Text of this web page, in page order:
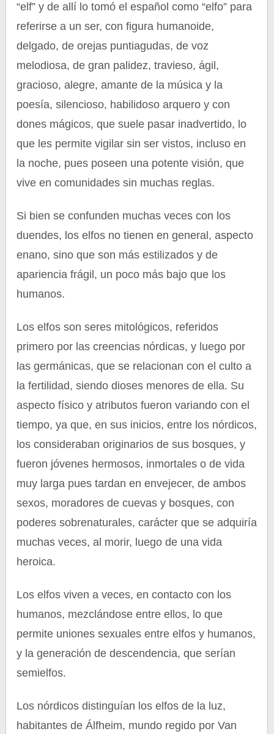
“elf” y de allí lo tomó el español como “elfo” para
referirse a un ser, con figura humanoide,
delgado, de orejas puntiagudas, de voz
melodiosa, de gran palidez, travieso, ágil,
gracioso, alegre, amante de la música y la
poesía, silencioso, habilidoso arquero y con
dones mágicos, que suele pasar inadvertido, lo
que les permite vigilar sin ser vistos, incluso en
la noche, pues poseen una potente visión, que
vive en comunidades sin muchas reglas.
Si bien se confunden muchas veces con los
duendes, los elfos no tienen en general, aspecto
enano, sino que son más estilizados y de
apariencia frágil, un poco más bajo que los
humanos.
Los elfos son seres mitológicos, referidos
primero por las creencias nórdicas, y luego por
las germánicas, que se relacionan con el culto a
la fertilidad, siendo dioses menores de ella. Su
aspecto físico y atributos fueron variando con el
tiempo, ya que, en sus inicios, entre los nórdicos,
los consideraban originarios de sus bosques, y
fueron jóvenes hermosos, inmortales o de vida
muy larga pues tardan en envejecer, de ambos
sexos, moradores de cuevas y bosques, con
poderes sobrenaturales, carácter que se adquiría
muchas veces, al morir, luego de una vida
heroica.
Los elfos viven a veces, en contacto con los
humanos, mezclándose entre ellos, lo que
permite uniones sexuales entre elfos y humanos,
y la generación de descendencia, que serían
semielfos.
Los nórdicos distinguían los elfos de la luz,
habitantes de Álfheim, mundo regido por Van